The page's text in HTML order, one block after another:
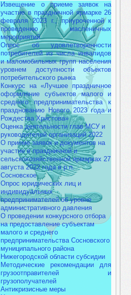
Извещение о приеме заявок на
участие в праздничной ярмарке 26
февраля 2023 г., приуроченной к
проведению масленичных
мероприятий
Опрос об удовлетворенности
потребителей из числа инвалидов
и маломобильных групп населения
уровнем доступности объектов
потребительского рынка
Конкурс на «Лучшее праздничное
оформление субъектов малого и
среднего предпринимательства к
празднованию Нового 2023 года и
Рождества Христова»
Оценка деятельности глав МСУ и
руководителей организаций 2022
О приеме заявок и документов на
участие в праздничной и
сельскохозяйственной ярмарках 27
августа 2022 года в р.п.
Сосновское
Опрос юридических лиц и
индивидуальных
предпринимателей об уровне
административного давления
О проведении конкурсного отбора
на предоставление субъектам
малого и среднего
предпринимательства Сосновского
муниципального района
Нижегородской области субсидии
Методические рекомендации для
грузоотправителей и
грузополучателей
Антикризисные меры